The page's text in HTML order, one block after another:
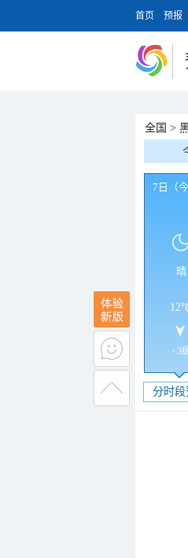
首页 预报
全国 >
7日（今
晴
<3
分时段